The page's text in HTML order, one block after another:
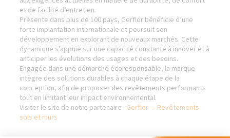
et de facilité d’entretien.
Présente dans plus de 100 pays, Gerflor bénéficie d’une
forte implantation internationale et poursuit son
développement en explorant de nouveaux marchés. Cette
dynamique s’appuie sur une capacité constante à innover et à
anticiper les évolutions des usages et des besoins.
Engagée dans une démarche écoresponsable, la marque
intègre des solutions durables à chaque étape de la
conception, afin de proposer des revêtements performants
tout en limitant leur impact environnemental.
Visiter le site de notre partenaire : Gerflor — Revêtements
sols et murs